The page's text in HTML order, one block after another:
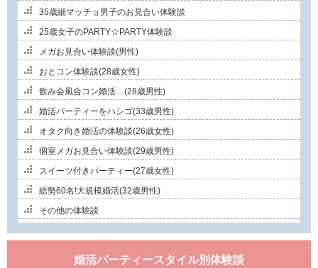
35歳細マッチョ男子のお見合い体験談
25歳女子のPARTY☆PARTY体験談
メガお見合い体験談(男性)
おとコン体験談(28歳女性)
飲み会風合コン婚活…(28歳男性)
婚活パーティーをハシゴ(33歳男性)
オタク向き婚活の体験談(26歳女性)
個室メガお見合い体験談(29歳男性)
スイーツ付きパーティー(27歳女性)
総勢60名!大規模婚活(32歳男性)
その他の体験談
婚活パーティースタイル別体験談